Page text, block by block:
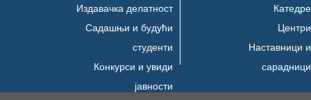
Издавачка делатност
Садашњи и будући
студенти
Конкурси и увиди
јавности
Катедре
Центри
Наставници и
сарадници